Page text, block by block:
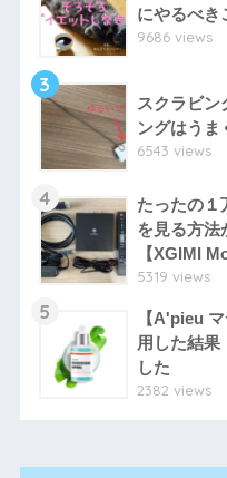
にやるべき
9686 views
3
スクラビン
ングはうま
6543 views
4
たったの１
を見る方法
【XGIMI
5319 views
5
【A'pieu
用した結果
した
2382 views